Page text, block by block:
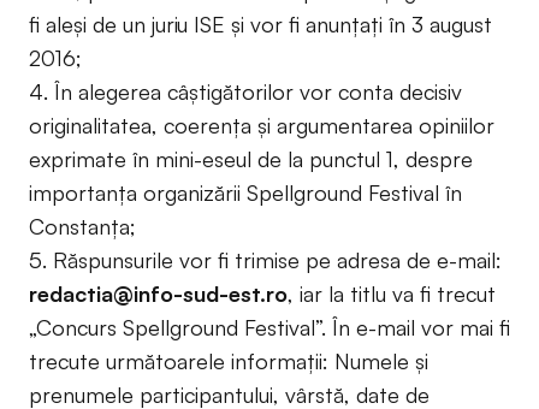
fi aleși de un juriu ISE și vor fi anunțați în 3 august
2016;
4. În alegerea câștigătorilor vor conta decisiv
originalitatea, coerența și argumentarea opiniilor
exprimate în mini-eseul de la punctul 1, despre
importanța organizării Spellground Festival în
Constanța;
5. Răspunsurile vor fi trimise pe adresa de e-mail:
redactia@info-sud-est.ro, iar la titlu va fi trecut
„Concurs Spellground Festival”. În e-mail vor mai fi
trecute următoarele informații: Numele și
prenumele participantului, vârstă, date de